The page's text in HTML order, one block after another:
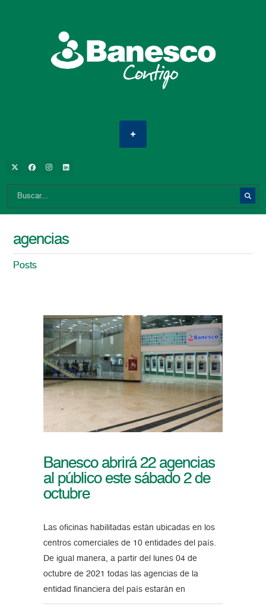
agencias
Posts
Banesco abrirá 22 agencias
al público este sábado 2 de
octubre
Las oficinas habilitadas están ubicadas en los
centros comerciales de 10 entidades del país.
De igual manera, a partir del lunes 04 de
octubre de 2021 todas las agencias de la
entidad financiera del país estarán en